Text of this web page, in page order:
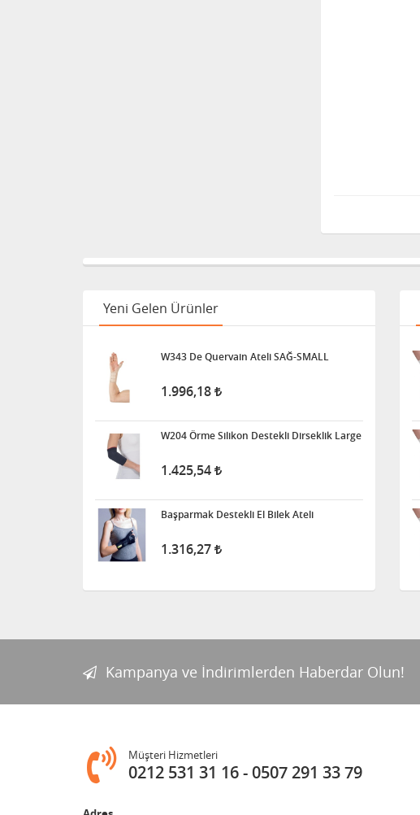
Yeni Gelen Ürünler
W343 De Quervain Ateli SAĞ-SMALL
1.996,18
W204 Örme Silikon Destekli Dirseklik Large
1.425,54
Başparmak Destekli El Bilek Ateli
1.316,27
Kampanya ve İndirimlerden Haberdar Olun!
Müşteri Hizmetleri
0212 531 31 16 0507 291 33 79